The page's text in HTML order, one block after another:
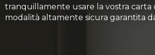
tranquillamente usare la vostra carta
modalità altamente sicura garantita